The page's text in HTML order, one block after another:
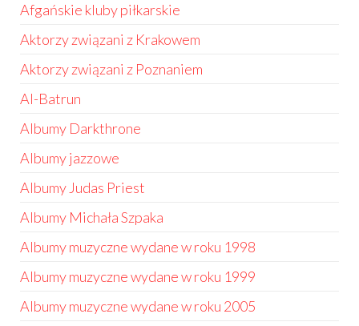
Afgańskie kluby piłkarskie
Aktorzy związani z Krakowem
Aktorzy związani z Poznaniem
Al-Batrun
Albumy Darkthrone
Albumy jazzowe
Albumy Judas Priest
Albumy Michała Szpaka
Albumy muzyczne wydane w roku 1998
Albumy muzyczne wydane w roku 1999
Albumy muzyczne wydane w roku 2005